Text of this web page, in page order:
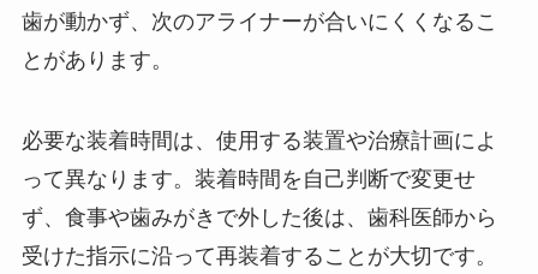
歯が動かず、次のアライナーが合いにくくなるこ
とがあります。
必要な装着時間は、使用する装置や治療計画によ
って異なります。装着時間を自己判断で変更せ
ず、食事や歯みがきで外した後は、歯科医師から
受けた指示に沿って再装着することが大切です。